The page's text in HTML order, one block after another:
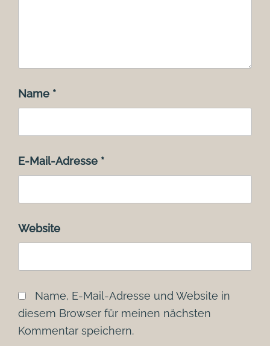
Name *
E-Mail-Adresse *
Website
Name, E-Mail-Adresse und Website in
diesem Browser für meinen nächsten
Kommentar speichern.